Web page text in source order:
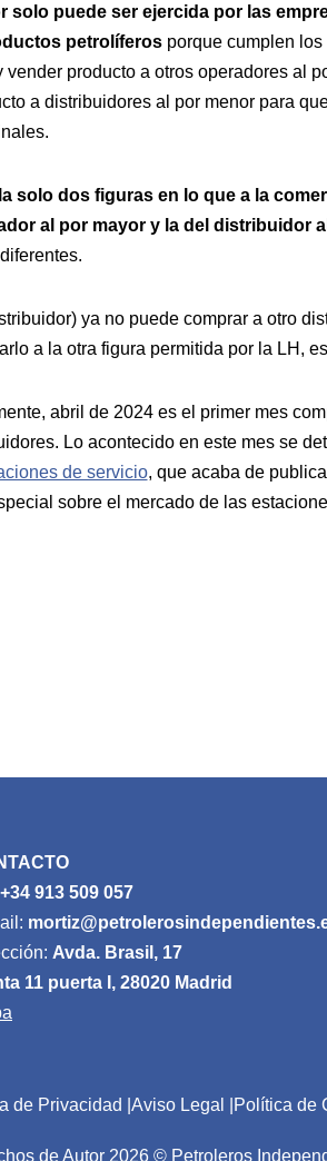
solo puede ser ejercida por las
petrolíferosporque cumplen los
producto a otros operadores al
a distribuidores al por menor para
solo dos figuras en lo que a la
al por mayor y la del distribuidor
ya no puede comprar a otro
a la otra figura permitida por la LH,
abril de 2024 es el primer mes
Lo acontecido en este mes se
de servicio, que acaba de
sobre el mercado de las
+34 913 509 057
Avda. Brasil, 17
11 puerta I, 28020 Madrid
de Privacidad Aviso Legal Política de
de Autor 2026 © Petroleros